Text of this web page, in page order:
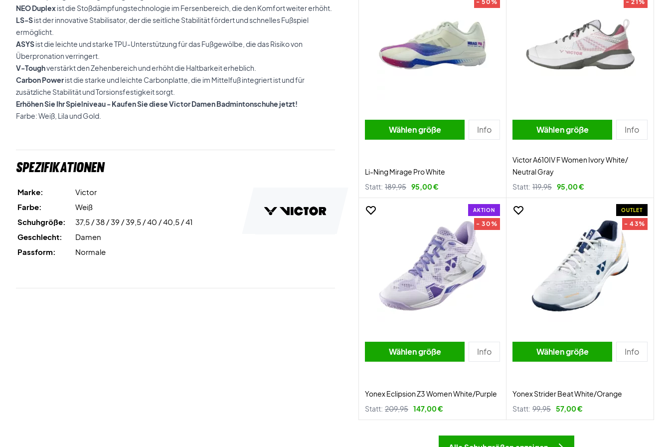
NEO Duplexist die Stoßdämpfungstechnologie im Fersenbereich, die den Komfort weiter erhöht.
LS-Sist der innovative Stabilisator, der die seitliche Stabilität fördert und schnelles Fußspiel
ermöglicht.
ASYSist die leichte und starke TPU-Unterstützung für das Fußgewölbe, die das Risiko von
Überpronation verringert.
V-Toughverstärkt den Zehenbereich und erhöht die Haltbarkeit erheblich.
Carbon Powerist die starke und leichte Carbonplatte, die im Mittelfuß integriert ist und für
zusätzliche Stabilität und Torsionsfestigkeit sorgt.
Erhöhen Sie Ihr Spielniveau - Kaufen Sie diese Victor Damen Badmintonschuhe jetzt!
Farbe: Weiß, Lila und Gold.
Spezifikationen
Marke:
Victor
Farbe:
Weiß
Schuhgröße:
37,5 / 38 / 39 / 39,5 / 40 / 40,5 / 41
Geschlecht:
Damen
Passform:
Normale
- 50%
Wählen größe Info
Li-Ning Mirage Pro White
Statt: 189,95 95,00 €
- 21%
Wählen größe Info
Victor A610IV F Women Ivory White/
Neutral Gray
Statt: 119,95 95,00 €
AKTION
- 30%
Wählen größe Info
Yonex Eclipsion Z3 Women White/Purple
Statt: 209,95 147,00 €
OUTLET
- 43%
Wählen größe Info
Yonex Strider Beat White/Orange
Statt: 99,95 57,00 €